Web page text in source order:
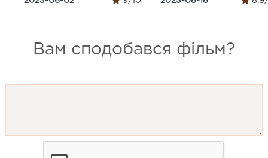
Вам сподобався фільм?